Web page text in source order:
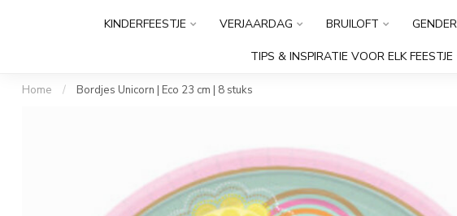
KINDERFEESTJE VERJAARDAG BRUILOFT
TIPS & INSPIRATIE VOOR ELK FEESTJE
Home / Bordjes Unicorn | Eco 23 cm | 8 stuks